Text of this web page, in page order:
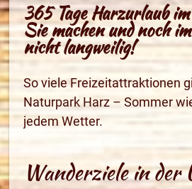
365 Tage Harzurlaub
Sie machen und noch
nicht langweilig!
So viele Freizeitattraktionen
Naturpark Harz – Sommer
jedem Wetter.
Wanderziele in der